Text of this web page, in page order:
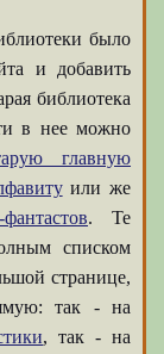
было
и добавить
библиотека
в нее можно
главную
или же
. Те
списком
странице,
так - на
, так - на